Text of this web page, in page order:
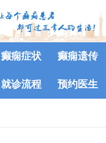
癫痫症状 癫痫遗传
就诊流程 预约医生